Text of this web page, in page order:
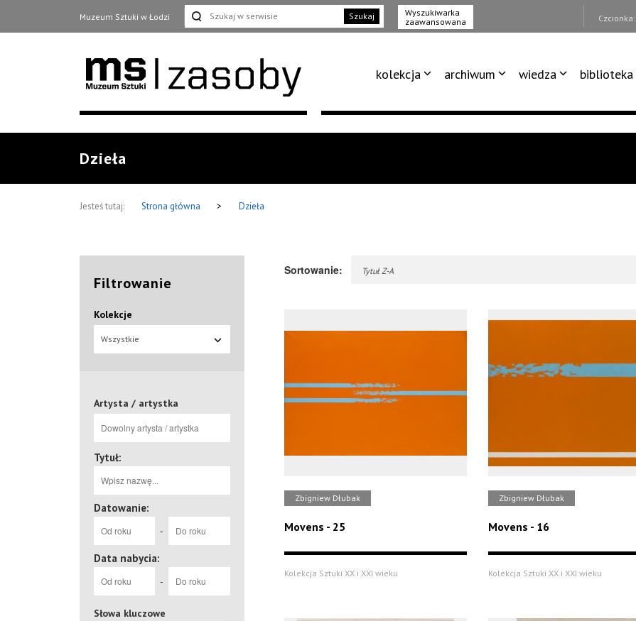
Muzeum Sztuki w Łodzi Szukaj
Wyszukiwarka
zaawansowana
Czcionka:
kolekcja archiwum wiedza biblioteka
Dzieła
Jesteś tutaj: Strona główna > Dzieła
Filtrowanie
Kolekcje
Wszystkie
Artysta / artystka
Tytuł:
Datowanie:
-
Data nabycia:
-
Słowa kluczowe
Sortowanie: Tytuł Z-A
Zbigniew Dłubak
Movens - 25
Kolekcja Sztuki XX i XXI wieku
Zbigniew Dłubak
Movens - 16
Kolekcja Sztuki XX i XXI wieku